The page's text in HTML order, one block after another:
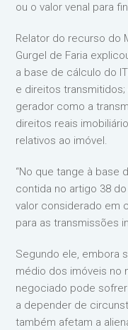
ou o valor venal para
Relator do recurso do
Gurgel de Faria
a base de cálculo do
e direitos
gerador como a
direitos reais
relativos ao imóvel.
“No que tange à base
contida no artigo 38
valor considerado em
para as transmissões
Segundo ele, embora
médio dos imóveis no
negociado pode
a depender de
também afetam a